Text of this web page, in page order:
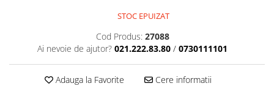
Carti de colorat
STOC EPUIZAT
Cod Produs: 27088
Ai nevoie de ajutor? 021.222.83.80 / 0730111101
Adauga la Favorite Cere informatii